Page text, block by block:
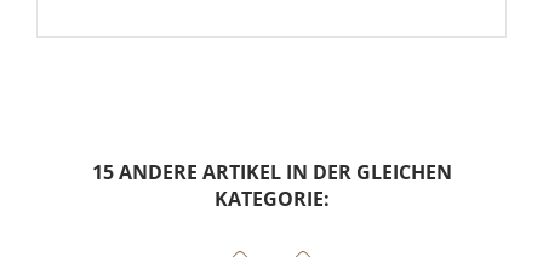
15 ANDERE ARTIKEL IN DER GLEICHEN
KATEGORIE: